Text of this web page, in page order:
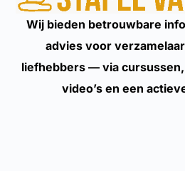
Wij bieden betrouwbare
advies voor
liefhebbers — via
video’s en een